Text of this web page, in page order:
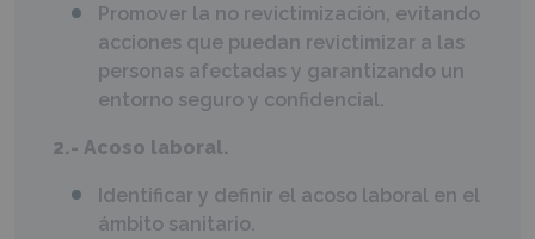
Promover la no revictimización, evitando
acciones que puedan revictimizar a las
personas afectadas y garantizando un
entorno seguro y confidencial.
2.- Acoso laboral.
Identificar y definir el acoso laboral en el
ámbito sanitario.